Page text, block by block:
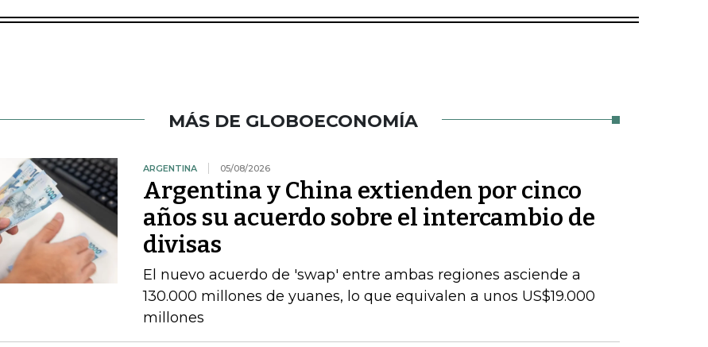
MÁS DE GLOBOECONOMÍA
ARGENTINA 05/08/2026
Argentina y China extienden por cinco
años su acuerdo sobre el intercambio de
divisas
El nuevo acuerdo de 'swap' entre ambas regiones asciende a
130.000 millones de yuanes, lo que equivalen a unos US$19.000
millones